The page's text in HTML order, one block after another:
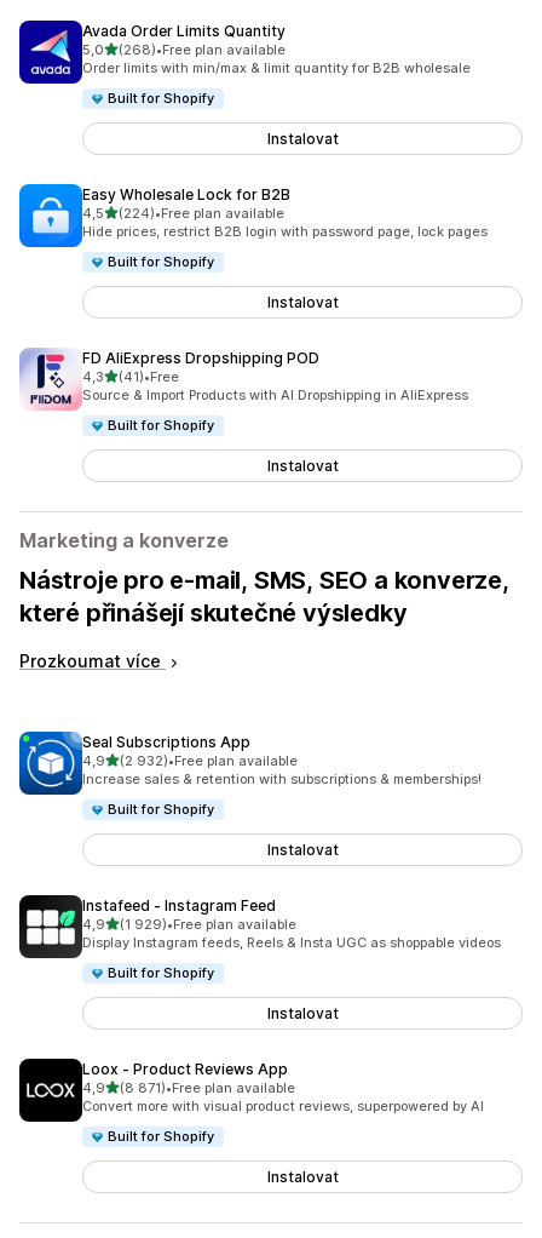
Avada Order Limits Quantity
5,0z 5 hvězd
(268)
Celkový počet recenzí: 268
•Free plan available
Order limits with min/max & limit quantity for B2B wholesale
Built for Shopify
Instalovat
Easy Wholesale Lock for B2B
4,5z 5 hvězd
(224)
Celkový počet recenzí: 224
•Free plan available
Hide prices, restrict B2B login with password page, lock pages
Built for Shopify
Instalovat
FD AliExpress Dropshipping POD
4,3z 5 hvězd
(41)
Celkový počet recenzí: 41
•Free
Source & Import Products with AI Dropshipping in AliExpress
Built for Shopify
Instalovat
Marketing a konverze
Nástroje pro e-mail, SMS, SEO a konverze,
které přinášejí skutečné výsledky
Prozkoumat více
Seal Subscriptions App
4,9z 5 hvězd
(2 932)
Celkový počet recenzí: 2932
•Free plan available
Increase sales & retention with subscriptions & memberships!
Built for Shopify
Instalovat
Instafeed ‑ Instagram Feed
4,9z 5 hvězd
(1 929)
Celkový počet recenzí: 1929
•Free plan available
Display Instagram feeds, Reels & Insta UGC as shoppable videos
Built for Shopify
Instalovat
Loox ‑ Product Reviews App
4,9z 5 hvězd
(8 871)
Celkový počet recenzí: 8871
•Free plan available
Convert more with visual product reviews, superpowered by AI
Built for Shopify
Instalovat